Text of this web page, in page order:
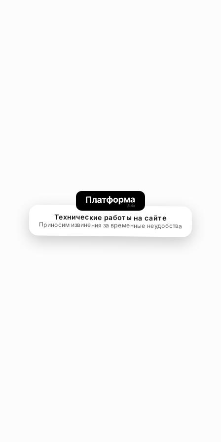
Технические работы на сайте
Приносим извинения за временные неудобства